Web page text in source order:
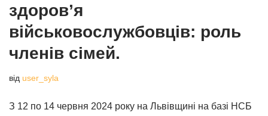
здоров’я
військовослужбовців: роль
членів сімей.
від user_syla
З 12 по 14 червня 2024 року на Львівщині на базі НСБ